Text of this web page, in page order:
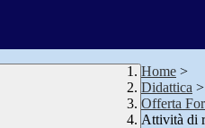
Home >
Didattica >
Offerta
Attività di